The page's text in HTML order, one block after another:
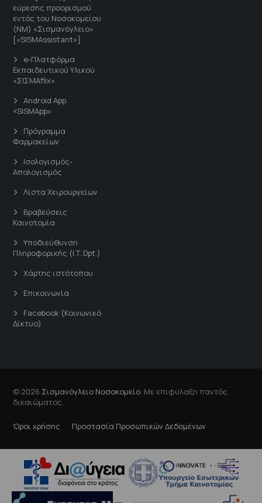
εύρεσης προορισμού
εντός του Νοσοκομείου
(ΝΜ) «Σισμανόγλειο»
[«SISMAssistant»]
e-Πλατφόρμα
Εκπαιδευτικού Υλικού
«ΣΙΣΜΑflix»
Android App
«SISMApp»
Πρόγραμμα
Φαρμακείων
Ισολογισμός-
Απολογισμός
Λίστα Χειρουργείων
Βραβεύσεις
Καινοτομία
Υποδιεύθυνση
Πληροφορικής (I.T. Dpt.)
Χάρτης ιστότοπου
Επικοινωνία
Facebook (Κοινωνικό
Δίκτυο)
© 2026 Σισμανόγλειο Νοσοκομείο . Με επιφύλαξη παντός
δικαιώματος.
Όροι χρήσης Προστασία Προσωπικών Δεδομένων